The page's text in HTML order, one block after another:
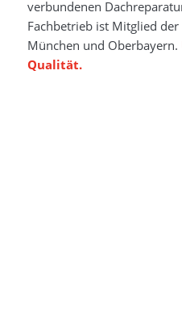
verbundenen
Fachbetrieb ist Mitglied
München und Oberbayern.
Qualität.